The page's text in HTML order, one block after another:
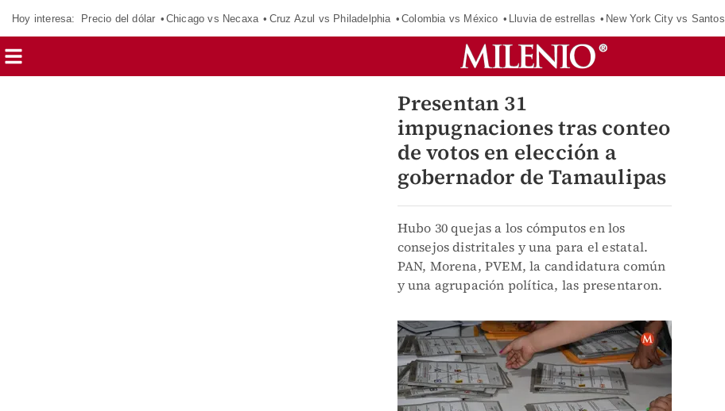
Hoy interesa: Precio del dólar Chicago vs Necaxa Cruz Azul vs Philadelphia Colombia vs México Lluvia de estrellas New York City vs Santos
Presentan 31
impugnaciones tras conteo
de votos en elección a
gobernador de Tamaulipas
Hubo 30 quejas a los cómputos en los
consejos distritales y una para el estatal.
PAN, Morena, PVEM, la candidatura común
y una agrupación política, las presentaron.